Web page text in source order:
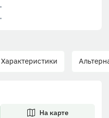
Характеристики
На карте